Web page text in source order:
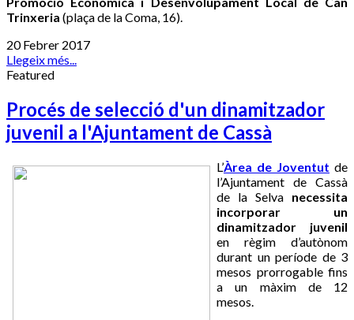
Trinxeria (plaça de la Coma, 16).
20 Febrer 2017
Llegeix més...
Featured
Procés de selecció d'un dinamitzador
juvenil a l'Ajuntament de Cassà
L’Àrea de Joventut de
l’Ajuntament de Cassà
de la Selva necessita
incorporar un
dinamitzador juvenil
en règim d’autònom
durant un període de 3
mesos prorrogable fins
a un màxim de 12
mesos.